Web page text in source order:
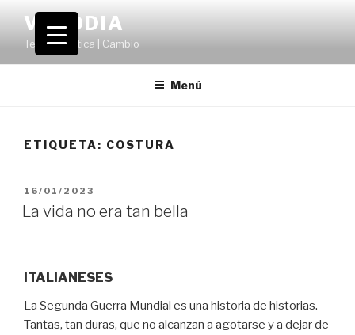
contenido
VOLODIA
Teatro | Crítica | Cambio
Menú
ETIQUETA: COSTURA
PUBLICADO
EL
16/01/2023
La vida no era tan bella
ITALIANESES
La Segunda Guerra Mundial es una historia de historias.
Tantas, tan duras, que no alcanzan a agotarse y a dejar de